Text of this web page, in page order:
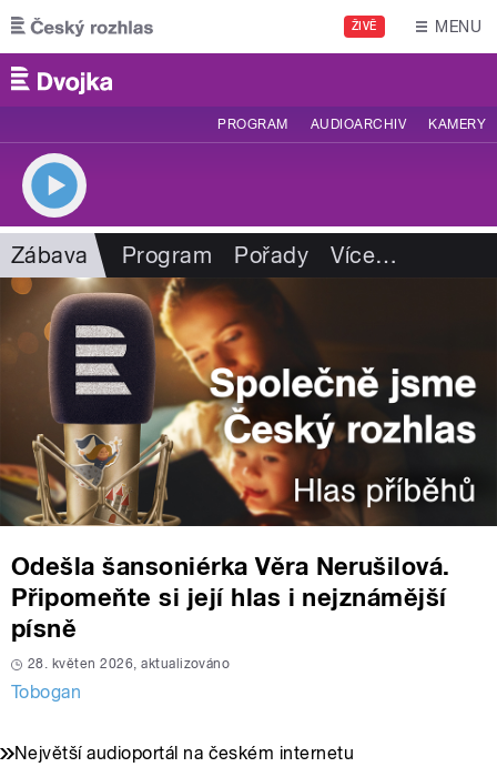
Přejít k hlavnímu obsahu
ŽIVĚ MENU
PROGRAM AUDIOARCHIV KAMERY
Zábava Program Pořady Více…
Odešla šansoniérka Věra Nerušilová.
Připomeňte si její hlas i nejznámější
písně
28. květen 2026, aktualizováno
Tobogan
Největší audioportál na českém internetu